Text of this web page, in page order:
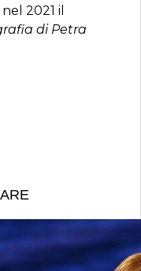
2021 il
di Petra